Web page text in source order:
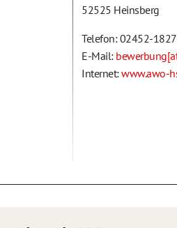
52525 Heinsberg
Telefon: 02452-
E-Mail:
Internet:www.awo-